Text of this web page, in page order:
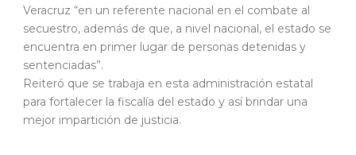
Veracruz “en un referente nacional en el combate al
secuestro, además de que, a nivel nacional, el estado se
encuentra en primer lugar de personas detenidas y
sentenciadas”.
Reiteró que se trabaja en esta administración estatal
para fortalecer la fiscalía del estado y así brindar una
mejor impartición de justicia.